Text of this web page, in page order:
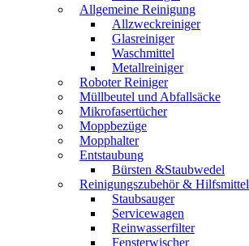
Allgemeine Reinigung
Allzweckreiniger
Glasreiniger
Waschmittel
Metallreiniger
Roboter Reiniger
Müllbeutel und Abfallsäcke
Mikrofasertücher
Moppbezüge
Mopphalter
Entstaubung
Bürsten &Staubwedel
Reinigungszubehör & Hilfsmittel
Staubsauger
Servicewagen
Reinwasserfilter
Fensterwischer